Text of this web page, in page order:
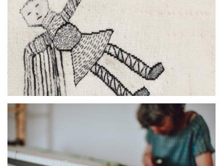
Le couple dans l’imaginaire
Qui suis-je ?